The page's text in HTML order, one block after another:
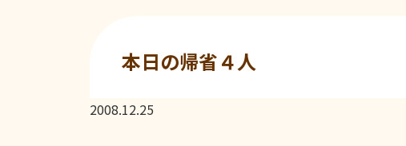
本日の帰省４人
2008.12.25